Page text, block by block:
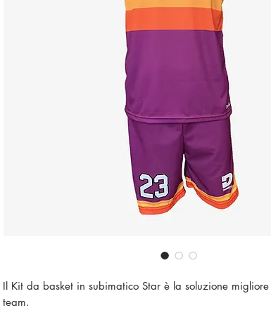
Il Kit da basket in subimatico Star è la soluzione
team.